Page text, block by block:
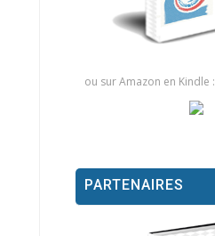
ou sur Amazon en Kindle :
PARTENAIRES